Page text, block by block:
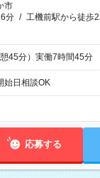
市
分 / 工機前駅から徒歩
45分）実働7時間45分
日相談OK
応募する